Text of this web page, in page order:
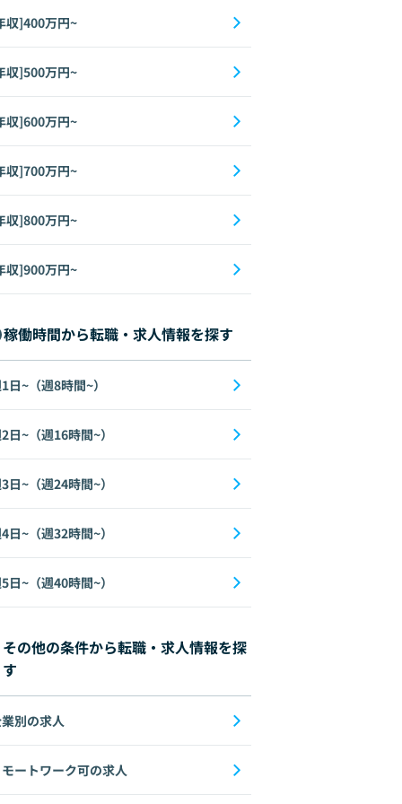
収]400万円~
収]500万円~
収]600万円~
収]700万円~
収]800万円~
収]900万円~
稼働時間から転職・求人情報を探す
日~（週8時間~）
日~（週16時間~）
日~（週24時間~）
日~（週32時間~）
日~（週40時間~）
その他の条件から転職・求人情報を探
す
別の求人
モートワーク可の求人